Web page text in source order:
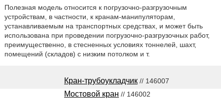
Полезная модель относится к погрузочно-разгрузочным
устройствам, в частности, к кранам-манипуляторам,
устанавливаемым на транспортных средствах, и может быть
использована при проведении погрузочно-разгрузочных работ,
преимущественно, в стесненных условиях тоннелей, шахт,
помещений (складов) с низким потолком и т.
Кран-трубоукладчик // 146007
Мостовой кран // 146002